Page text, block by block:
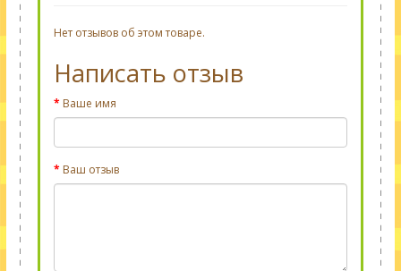
Нет отзывов об этом товаре.
Написать отзыв
Ваше имя
Ваш отзыв